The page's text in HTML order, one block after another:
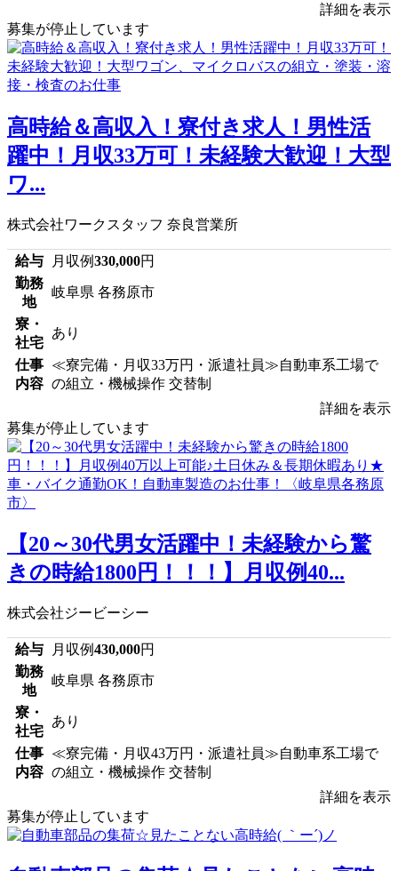
詳細を表示
募集が停止しています
高時給＆高収入！寮付き求人！男性活
躍中！月収33万可！未経験大歓迎！大型
ワ...
株式会社ワークスタッフ 奈良営業所
給与 月収例330,000円
勤務
地
岐阜県 各務原市
寮・
社宅
あり
仕事
内容
≪寮完備・月収33万円・派遣社員≫自動車系工場で
の組立・機械操作 交替制
詳細を表示
募集が停止しています
【20～30代男女活躍中！未経験から驚
きの時給1800円！！！】月収例40...
株式会社ジービーシー
給与 月収例430,000円
勤務
地
岐阜県 各務原市
寮・
社宅
あり
仕事
内容
≪寮完備・月収43万円・派遣社員≫自動車系工場で
の組立・機械操作 交替制
詳細を表示
募集が停止しています